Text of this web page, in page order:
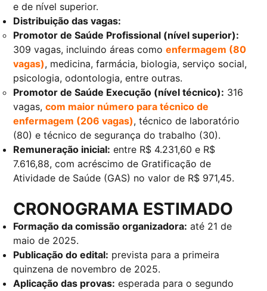
e de nível superior.
Distribuição das vagas:
Promotor de Saúde Profissional (nível superior):
309 vagas, incluindo áreas comoenfermagem (80
vagas), medicina, farmácia, biologia, serviço social,
psicologia, odontologia, entre outras.
Promotor de Saúde Execução (nível técnico): 316
vagas,com maior número para técnico de
enfermagem (206 vagas), técnico de laboratório
(80) e técnico de segurança do trabalho (30).
Remuneração inicial: entre R$ 4.231,60 e R$
7.616,88, com acréscimo de Gratificação de
Atividade de Saúde (GAS) no valor de R$ 971,45.
CRONOGRAMA ESTIMADO
Formação da comissão organizadora: até 21 de
maio de 2025.
Publicação do edital: prevista para a primeira
quinzena de novembro de 2025.
Aplicação das provas: esperada para o segundo